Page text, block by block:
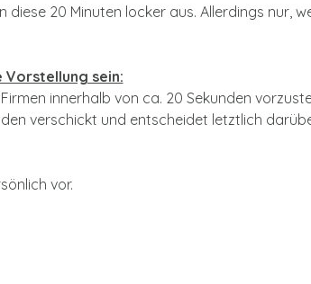
20 Minuten locker aus. Allerdings nur,
Vorstellung sein:
innerhalb von ca. 20 Sekunden
verschickt und entscheidet letztlich
vor.